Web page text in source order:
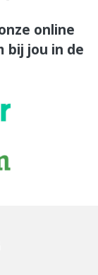
online
bij jou in de